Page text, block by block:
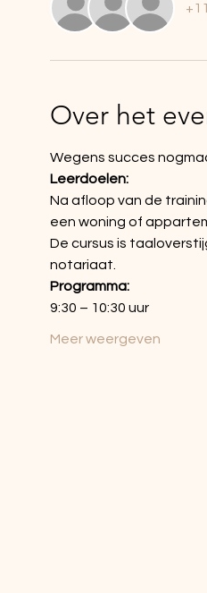
Over het
Wegens succes
Leerdoelen:
Na afloop van de
een woning of
De cursus is
notariaat.
Programma:
9:30 – 10:30 uur
Meer weergeven